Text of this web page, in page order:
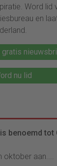
Word lid
en
gratis
nu lid
benoemd tot
oktober aan....